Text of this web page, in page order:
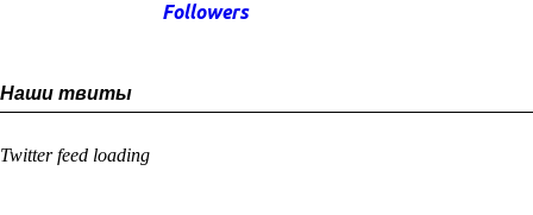
Followers
Наши твиты
Twitter feed loading